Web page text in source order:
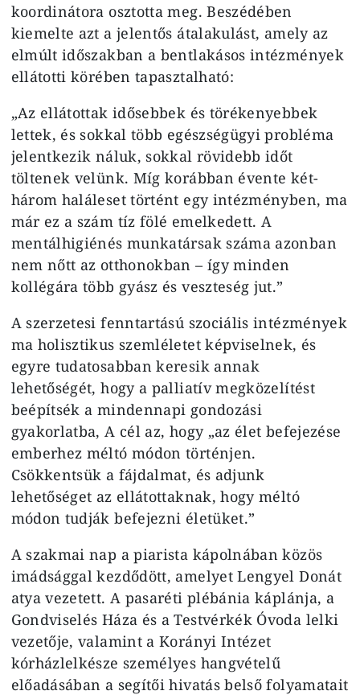
koordinátora osztotta meg. Beszédében
kiemelte azt a jelentős átalakulást, amely az
elmúlt időszakban a bentlakásos intézmények
ellátotti körében tapasztalható:
„Az ellátottak idősebbek és törékenyebbek
lettek, és sokkal több egészségügyi probléma
jelentkezik náluk, sokkal rövidebb időt
töltenek velünk. Míg korábban évente két-
három haláleset történt egy intézményben, ma
már ez a szám tíz fölé emelkedett. A
mentálhigiénés munkatársak száma azonban
nem nőtt az otthonokban – így minden
kollégára több gyász és veszteség jut.”
A szerzetesi fenntartású szociális intézmények
ma holisztikus szemléletet képviselnek, és
egyre tudatosabban keresik annak
lehetőségét, hogy a palliatív megközelítést
beépítsék a mindennapi gondozási
gyakorlatba, A cél az, hogy „az élet befejezése
emberhez méltó módon történjen.
Csökkentsük a fájdalmat, és adjunk
lehetőséget az ellátottaknak, hogy méltó
módon tudják befejezni életüket.”
A szakmai nap a piarista kápolnában közös
imádsággal kezdődött, amelyet Lengyel Donát
atya vezetett. A pasaréti plébánia káplánja, a
Gondviselés Háza és a Testvérkék Óvoda lelki
vezetője, valamint a Korányi Intézet
kórházlelkésze személyes hangvételű
előadásában a segítői hivatás belső folyamatait